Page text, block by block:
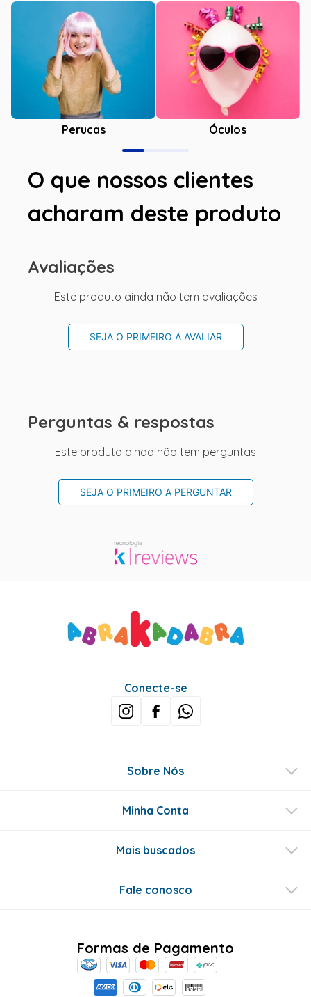
Perucas Óculos
O que nossos clientes
acharam deste produto
Avaliações
Este produto ainda não tem avaliações
SEJA O PRIMEIRO A AVALIAR
Perguntas & respostas
Este produto ainda não tem perguntas
SEJA O PRIMEIRO A PERGUNTAR
Conecte-se
Sobre Nós
Minha Conta
Mais buscados
Fale conosco
Formas de Pagamento